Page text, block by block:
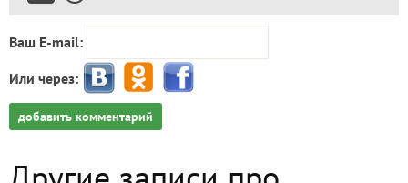
Ваш E-mail:
Или через:
добавить комментарий